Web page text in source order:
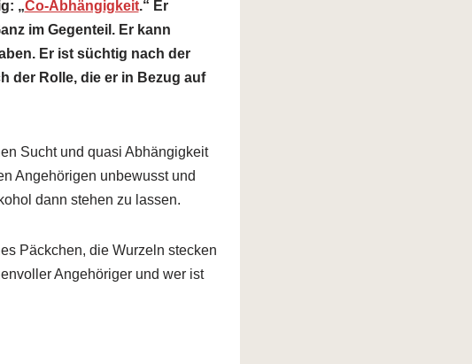
„Co-Abhängigkeit.“ Er
im Gegenteil. Er kann
Er ist süchtig nach der
der Rolle, die er in Bezug auf
Sucht und quasi Abhängigkeit
Angehörigen unbewusst und
dann stehen zu lassen.
Päckchen, die Wurzeln stecken
Angehöriger und wer ist